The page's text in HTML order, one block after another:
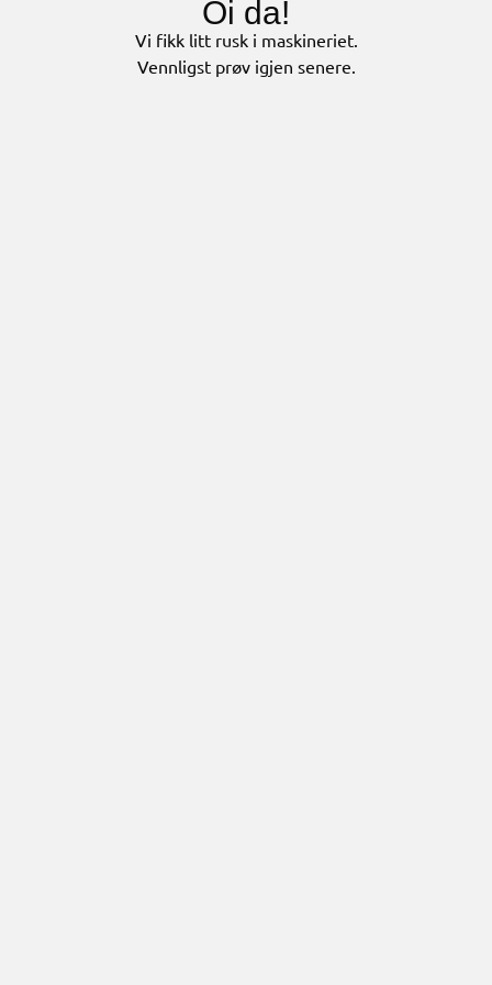
Oi da!
Vi fikk litt rusk i maskineriet.
Vennligst prøv igjen senere.